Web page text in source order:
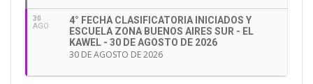
30
AGO
4° FECHA CLASIFICATORIA INICIADOS Y
ESCUELA ZONA BUENOS AIRES SUR - EL
KAWEL - 30 DE AGOSTO DE 2026
30 DE AGOSTO DE 2026